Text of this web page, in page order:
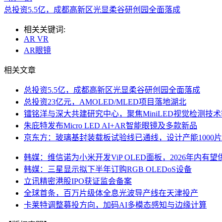
总投资5.5亿，成都高新区光显柔谷研创园全面落成
相关关键词:
AR VR
AR眼镜
相关文章
总投资5.5亿，成都高新区光显柔谷研创园全面落成
总投资23亿元，AMOLED/MLED项目落地湖北
镭铭洋与深大共建研究中心，聚焦MiniLED视觉检测技
朱庇特发布Micro LED AI+AR智能眼镜及多款新品
京东方：玻璃基封装载板试验线已通线，设计产能1000片
韩媒：维信诺为小米开发ViP OLED面板，2026年内有望
韩媒：三星显示拟下半年订购RGB OLEDoS设备
立讯精密港股IPO获证监会备案
全球首条，百万片级体全息光波导产线在天津投产
卡莱特调整募投方向，加码AI多模态感知与边缘计算